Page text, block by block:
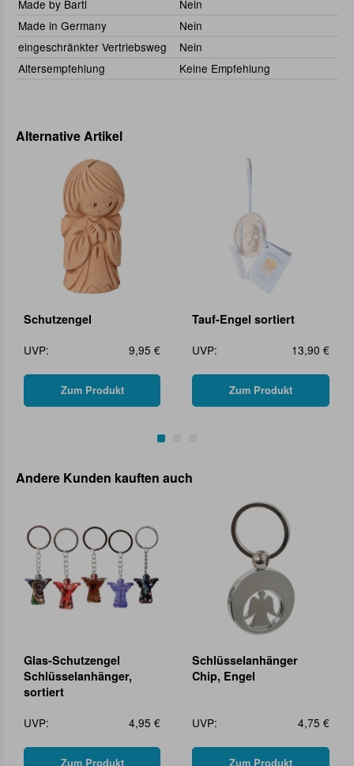
Made by Bartl
Nein
Made in Germany
Nein
eingeschränkter Vertriebsweg
Nein
Altersempfehlung
Keine Empfehlung
Alternative Artikel
Schutzengel
UVP:
9,95 €
Zum Produkt
Tauf-Engel sortiert
UVP:
13,90 €
Zum Produkt
Andere Kunden kauften auch
Glas-Schutzengel
Schlüsselanhänger,
sortiert
UVP:
4,95 €
Zum Produkt
Schlüsselanhänger
Chip, Engel
UVP: 4,75 €
Zum Produkt